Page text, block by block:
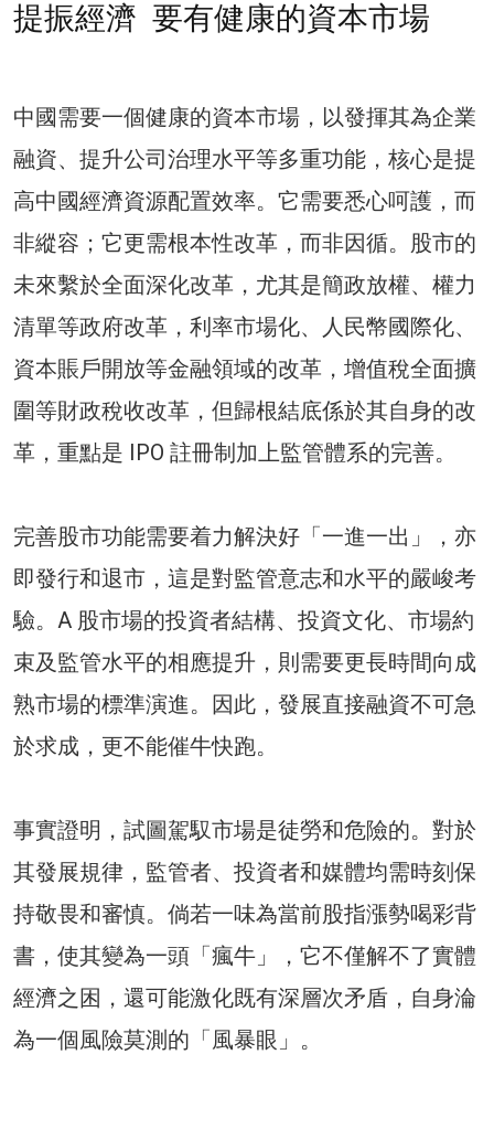
提振經濟 要有健康的資本市場
中國需要一個健康的資本市場，以發揮其為企業
融資、提升公司治理水平等多重功能，核心是提
高中國經濟資源配置效率。它需要悉心呵護，而
非縱容；它更需根本性改革，而非因循。股市的
未來繫於全面深化改革，尤其是簡政放權、權力
清單等政府改革，利率市場化、人民幣國際化、
資本賬戶開放等金融領域的改革，增值稅全面擴
圍等財政稅收改革，但歸根結底係於其自身的改
革，重點是 IPO 註冊制加上監管體系的完善。
完善股市功能需要着力解決好「一進一出」，亦
即發行和退市，這是對監管意志和水平的嚴峻考
驗。A 股市場的投資者結構、投資文化、市場約
束及監管水平的相應提升，則需要更長時間向成
熟市場的標準演進。因此，發展直接融資不可急
於求成，更不能催牛快跑。
事實證明，試圖駕馭市場是徒勞和危險的。對於
其發展規律，監管者、投資者和媒體均需時刻保
持敬畏和審慎。倘若一味為當前股指漲勢喝彩背
書，使其變為一頭「瘋牛」，它不僅解不了實體
經濟之困，還可能激化既有深層次矛盾，自身淪
為一個風險莫測的「風暴眼」。